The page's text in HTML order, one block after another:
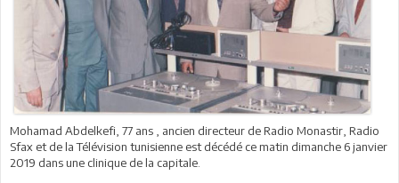
Mohamad Abdelkefi, 77 ans , ancien directeur de Radio Monastir, Radio
Sfax et de la Télévision tunisienne est décédé ce matin dimanche 6 janvier
2019 dans une clinique de la capitale.